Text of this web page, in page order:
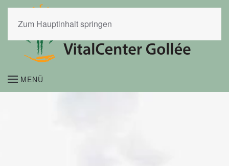
Zum Hauptinhalt springen
MENÜ